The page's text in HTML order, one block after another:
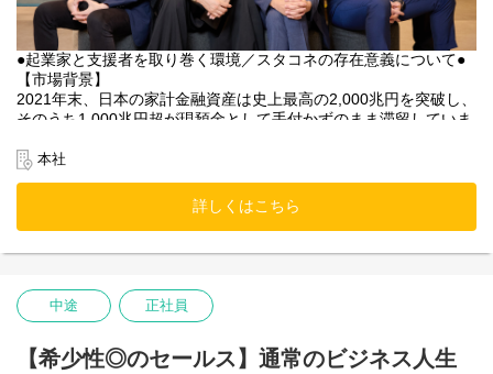
●起業家と支援者を取り巻く環境／スタコネの存在意義について●
【市場背景】
2021年末、日本の家計金融資産は史上最高の2,000兆円を突破し、
そのうち1,000兆円超が現預金として手付かずのまま滞留していま
も十分に活用されていません。これら“眠れるリソース”の活用こそ
スタートアップには、資金・人脈・ノウハウなど多様なリソース
が必要不可欠ですが、特に初期フェーズにおいては資金調達が大
速し、心理的負担も軽減できます。しかし、起業経験の浅い創業
者が、人脈やネットワークのみで本質的な支援者に出会うのは困
できない状況も少なくありません。
本社
詳しくはこちら
中途 正社員
【希少性◎のセールス】通常のビジネス人生